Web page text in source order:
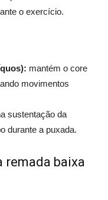
o exercício.
mantém o core
movimentos
sustentação da
durante a puxada.
remada baixa